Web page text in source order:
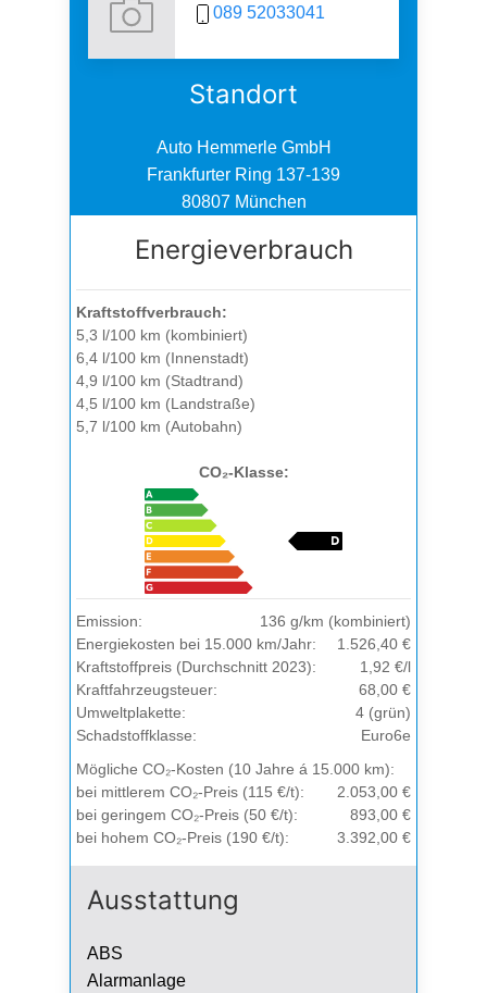
089 52033041
Standort
Auto Hemmerle GmbH
Frankfurter Ring 137-139
80807 München
Energieverbrauch
Kraftstoffverbrauch:
5,3 l/100 km (kombiniert)
6,4 l/100 km (Innenstadt)
4,9 l/100 km (Stadtrand)
4,5 l/100 km (Landstraße)
5,7 l/100 km (Autobahn)
CO₂-Klasse:
Emission:
136 g/km (kombiniert)
Energiekosten bei 15.000 km/Jahr:
1.526,40 €
Kraftstoffpreis (Durchschnitt 2023):
1,92 €/l
Kraftfahrzeugsteuer:
68,00 €
Umweltplakette:
4 (grün)
Schadstoffklasse:
Euro6e
Mögliche CO₂-Kosten (10 Jahre á 15.000 km):
bei mittlerem CO₂-Preis (115 €/t):
2.053,00 €
bei geringem CO₂-Preis (50 €/t):
893,00 €
bei hohem CO₂-Preis (190 €/t):
3.392,00 €
Ausstattung
ABS
Alarmanlage